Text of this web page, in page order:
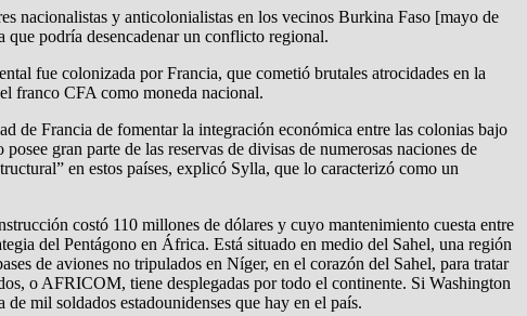
nacionalistas y anticolonialistas en los vecinos Burkina Faso [mayo de
podría desencadenar un conflicto regional.
fue colonizada por Francia, que cometió brutales atrocidades en la
franco CFA como moneda nacional.
de Francia de fomentar la integración económica entre las colonias bajo
gran parte de las reservas de divisas de numerosas naciones de
en estos países, explicó Sylla, que lo caracterizó como un
costó 110 millones de dólares y cuyo mantenimiento cuesta entre
del Pentágono en África. Está situado en medio del Sahel, una región
de aviones no tripulados en Níger, en el corazón del Sahel, para tratar
o AFRICOM, tiene desplegadas por todo el continente. Si Washington
mil soldados estadounidenses que hay en el país.